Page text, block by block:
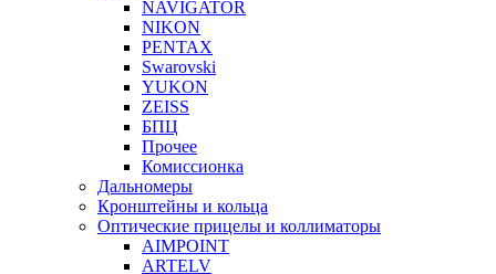
NAVIGATOR
NIKON
PENTAX
Swarovski
YUKON
ZEISS
БПЦ
Прочее
Комиссионка
Дальномеры
Кронштейны и кольца
Оптические прицелы и коллиматоры
AIMPOINT
ARTELV